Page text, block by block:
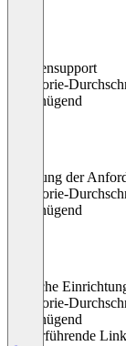
Kundensupport
Kategorie-
Ungenügend
Erfüllung der
Kategorie-
Ungenügend
Einfache
Kategorie-
Ungenügend
Weiterführende